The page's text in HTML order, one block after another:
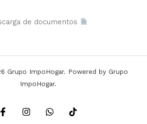
de documentos
Grupo ImpoHogar. Powered by Grupo
ImpoHogar.